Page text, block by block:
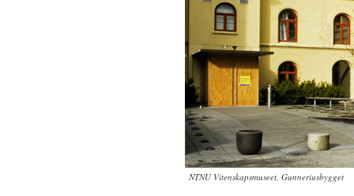
NTNU Vitenskapsmuseet, Gunneriusbygget